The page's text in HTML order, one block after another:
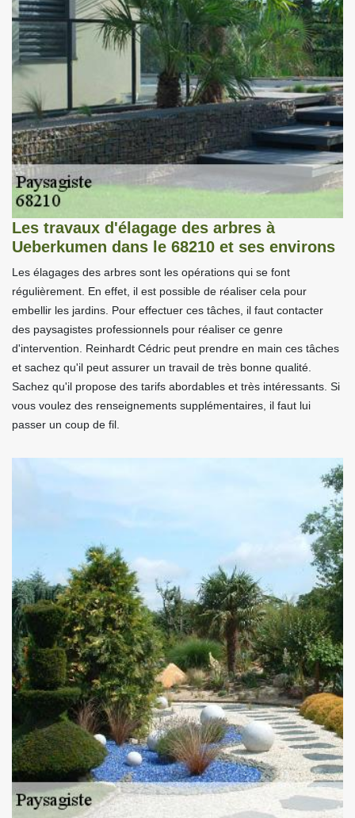
Les travaux d'élagage des arbres à
Ueberkumen dans le 68210 et ses environs
Les élagages des arbres sont les opérations qui se font
régulièrement. En effet, il est possible de réaliser cela pour
embellir les jardins. Pour effectuer ces tâches, il faut contacter
des paysagistes professionnels pour réaliser ce genre
d'intervention. Reinhardt Cédric peut prendre en main ces tâches
et sachez qu'il peut assurer un travail de très bonne qualité.
Sachez qu'il propose des tarifs abordables et très intéressants. Si
vous voulez des renseignements supplémentaires, il faut lui
passer un coup de fil.